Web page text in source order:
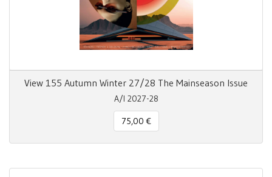
View 155 Autumn Winter 27/28 The Mainseason Issue
A/I 2027-28
75,00 €